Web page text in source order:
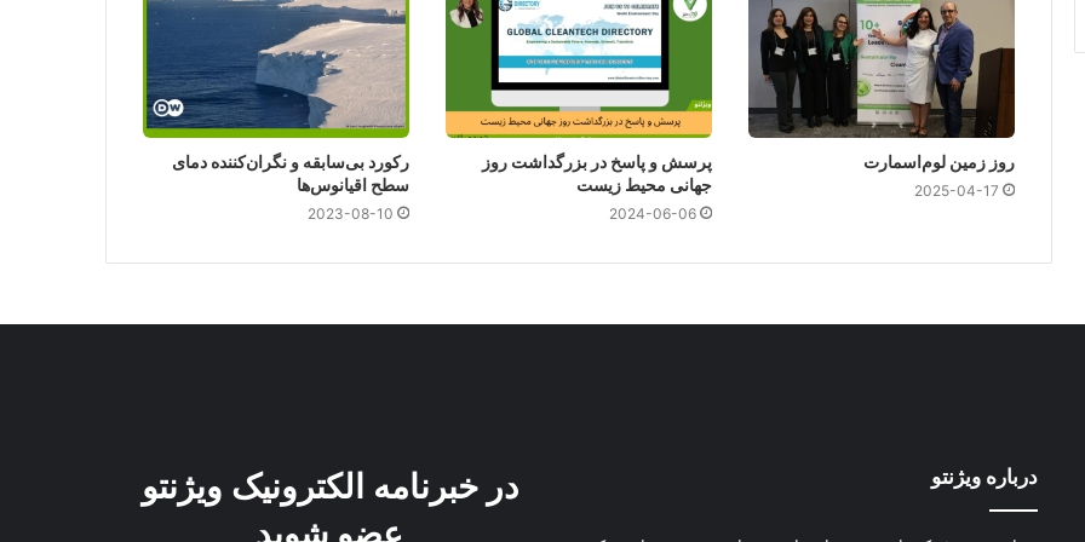
روز زمین لوم‌اسمارت
2025-04-17
پرسش و پاسخ در بزرگداشت روز
جهانی محیط زیست
2024-06-06
رکورد بی‌سابقه و نگران‌کننده دمای
سطح اقیانوس‌ها
2023-08-10
درباره ویژنتو
در خبرنامه الکترونیک ویژنتو
عضو شوید